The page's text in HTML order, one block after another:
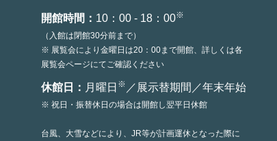
開館時間： 10：00 - 18：00※
（入館は閉館30分前まで）
※ 展覧会により金曜日は20：00まで開館、詳しくは各
展覧会ページにてご確認ください
休館日： 月曜日 ※ ／展示替期間／年末年始
※ 祝日・振替休日の場合は開館し翌平日休館
台風、大雪などにより、JR等が計画運休となった際に